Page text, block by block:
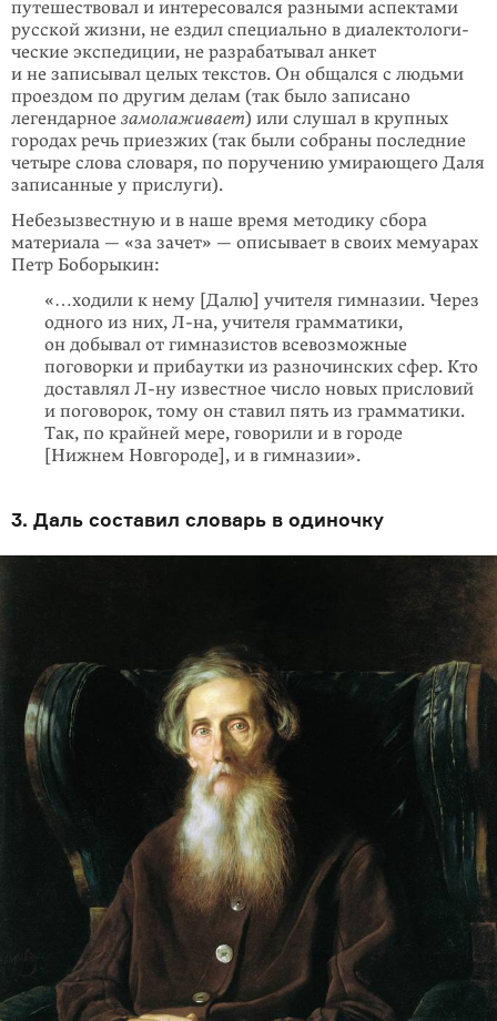
путешествовал и интересовался разными аспектами
русской жизни, не ездил специально в диалектологи­
ческие экспедиции, не разрабатывал анкет
и не записывал целых текстов. Он общался с людьми
проездом по другим делам (так было записано
легендарное замола­живает) или слушал в крупных
городах речь приезжих (так были собраны по­следние
четыре слова словаря, по поручению умирающего Даля
записанные у прислуги).
Небезызвестную и в наше время методику сбора
материала — «за зачет» — описывает в своих мемуарах
Петр Боборыкин:
«…ходили к нему [Далю] учителя гимназии. Через
одного из них, Л-на, учителя грамматики,
он добывал от гимназистов всевозможные
поговорки и прибаутки из разночинских сфер. Кто
доставлял Л-ну известное число новых присловий
и поговорок, тому он ставил пять из грамматики.
Так, по крайней мере, говорили и в городе
[Нижнем Новгороде], и в гимназии».
3. Даль соcтавил словарь в одиночку